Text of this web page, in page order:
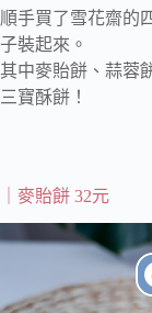
順手買了雪花齋的
子裝起來。
其中麥貽餅、蒜蓉
三寶酥餅！
｜麥貽餅 32元